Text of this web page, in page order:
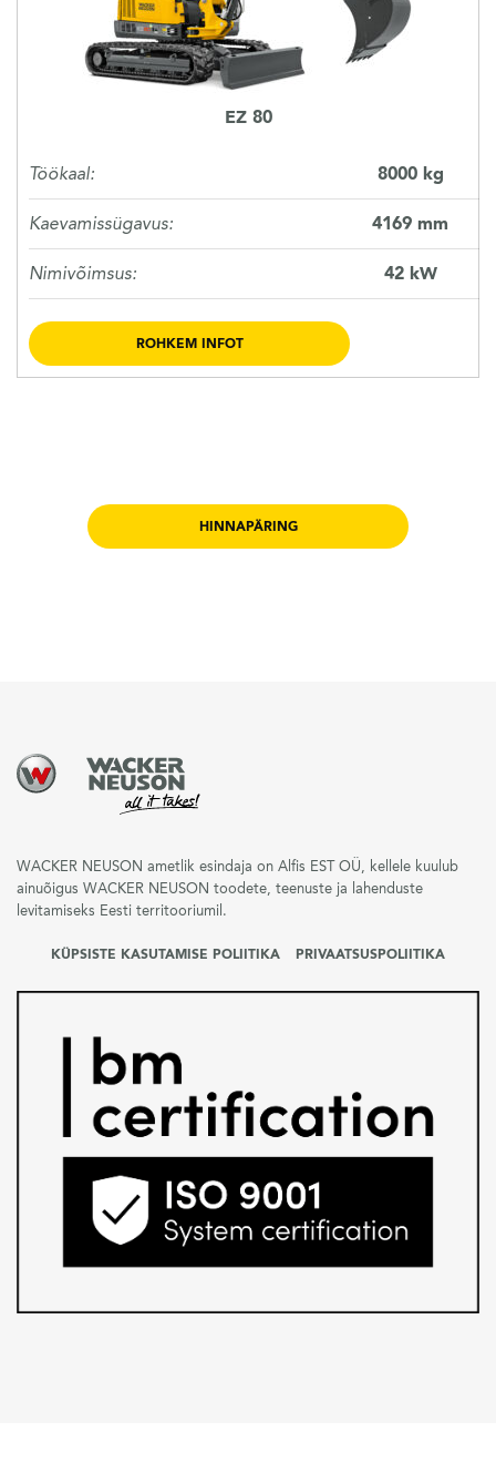
EZ 80
Töökaal: 8000 kg
Kaevamissügavus: 4169 mm
Nimivõimsus: 42 kW
ROHKEM INFOT
HINNAPÄRING
WACKER NEUSON ametlik esindaja on Alfis EST OÜ, kellele kuulub
ainuõigus WACKER NEUSON toodete, teenuste ja lahenduste
levitamiseks Eesti territooriumil.
KÜPSISTE KASUTAMISE POLIITIKA PRIVAATSUSPOLIITIKA